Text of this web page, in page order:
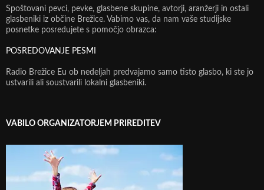
Spoštovani pevci, pevke, glasbene skupine, avtorji, aranžerji in ostali
glasbeniki iz občine Brežice. Vabimo vas, da nam vaše studijske
posnetke posredujete s pomočjo obrazca:
POSREDOVANJE PESMI
Radio Brežice Eu ob nedeljah predvajamo samo tisto glasbo, ki ste jo
ustvarili ali soustvarili lokalni glasbeniki.
VABILO ORGANIZATORJEM PRIREDITEV